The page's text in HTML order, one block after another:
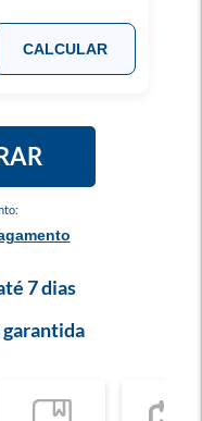
CALCULAR
7 dias
garantida